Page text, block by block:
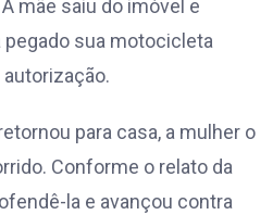
mãe saiu do imóvel e
pegado sua motocicleta
para casa, a mulher o
Conforme o relato da
la e avançou contra